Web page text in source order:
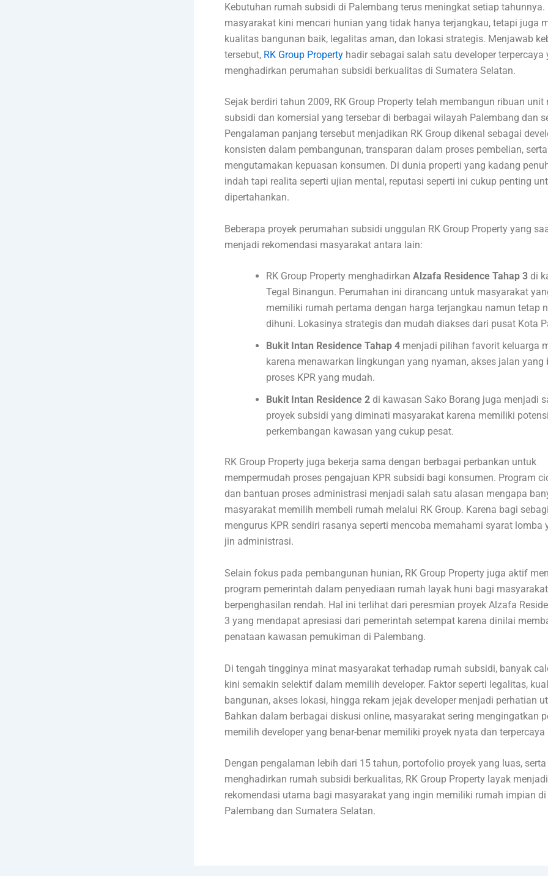
Kebutuhan rumah subsidi di Palembang terus meningkat setiap tahunnya.
masyarakat kini mencari hunian yang tidak hanya terjangkau, tetapi juga
kualitas bangunan baik, legalitas aman, dan lokasi strategis. Menjawab
tersebut, RK Group Property hadir sebagai salah satu developer terpercaya
menghadirkan perumahan subsidi berkualitas di Sumatera Selatan.
Sejak berdiri tahun 2009, RK Group Property telah membangun ribuan unit
subsidi dan komersial yang tersebar di berbagai wilayah Palembang dan
Pengalaman panjang tersebut menjadikan RK Group dikenal sebagai
konsisten dalam pembangunan, transparan dalam proses pembelian, serta
mengutamakan kepuasan konsumen. Di dunia properti yang kadang
indah tapi realita seperti ujian mental, reputasi seperti ini cukup penting
dipertahankan.
Beberapa proyek perumahan subsidi unggulan RK Group Property yang
menjadi rekomendasi masyarakat antara lain:
RK Group Property menghadirkan Alzafa Residence Tahap 3 di
Tegal Binangun. Perumahan ini dirancang untuk masyarakat
memiliki rumah pertama dengan harga terjangkau namun tetap
dihuni. Lokasinya strategis dan mudah diakses dari pusat Kota
Bukit Intan Residence Tahap 4 menjadi pilihan favorit keluarga
karena menawarkan lingkungan yang nyaman, akses jalan yang
proses KPR yang mudah.
Bukit Intan Residence 2 di kawasan Sako Borang juga menjadi
proyek subsidi yang diminati masyarakat karena memiliki potensi
perkembangan kawasan yang cukup pesat.
RK Group Property juga bekerja sama dengan berbagai perbankan untuk
mempermudah proses pengajuan KPR subsidi bagi konsumen. Program
dan bantuan proses administrasi menjadi salah satu alasan mengapa
masyarakat memilih membeli rumah melalui RK Group. Karena bagi
mengurus KPR sendiri rasanya seperti mencoba memahami syarat lomba
jin administrasi.
Selain fokus pada pembangunan hunian, RK Group Property juga aktif
program pemerintah dalam penyediaan rumah layak huni bagi masyarakat
berpenghasilan rendah. Hal ini terlihat dari peresmian proyek Alzafa
3 yang mendapat apresiasi dari pemerintah setempat karena dinilai
penataan kawasan pemukiman di Palembang.
Di tengah tingginya minat masyarakat terhadap rumah subsidi, banyak
kini semakin selektif dalam memilih developer. Faktor seperti legalitas,
bangunan, akses lokasi, hingga rekam jejak developer menjadi perhatian
Bahkan dalam berbagai diskusi online, masyarakat sering mengingatkan
memilih developer yang benar-benar memiliki proyek nyata dan terpercaya
Dengan pengalaman lebih dari 15 tahun, portofolio proyek yang luas,
menghadirkan rumah subsidi berkualitas, RK Group Property layak menjadi
rekomendasi utama bagi masyarakat yang ingin memiliki rumah impian di
Palembang dan Sumatera Selatan.